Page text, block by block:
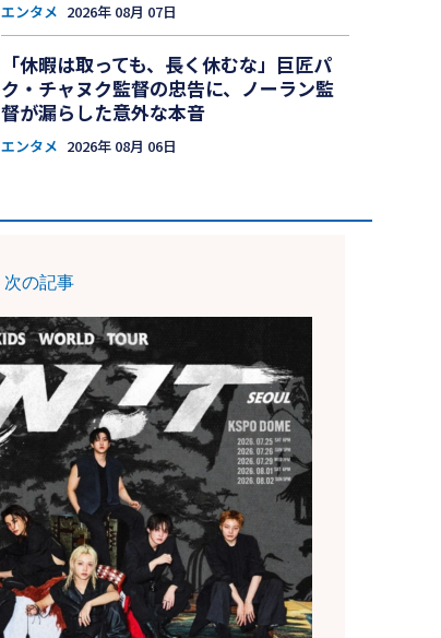
エンタメ 2026年 08月 07日
「休暇は取っても、長く休むな」巨匠パ
ク・チャヌク監督の忠告に、ノーラン監
督が漏らした意外な本音
エンタメ 2026年 08月 06日
次の記事